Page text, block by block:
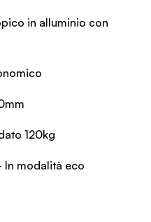
in alluminio con
120kg
In modalità eco